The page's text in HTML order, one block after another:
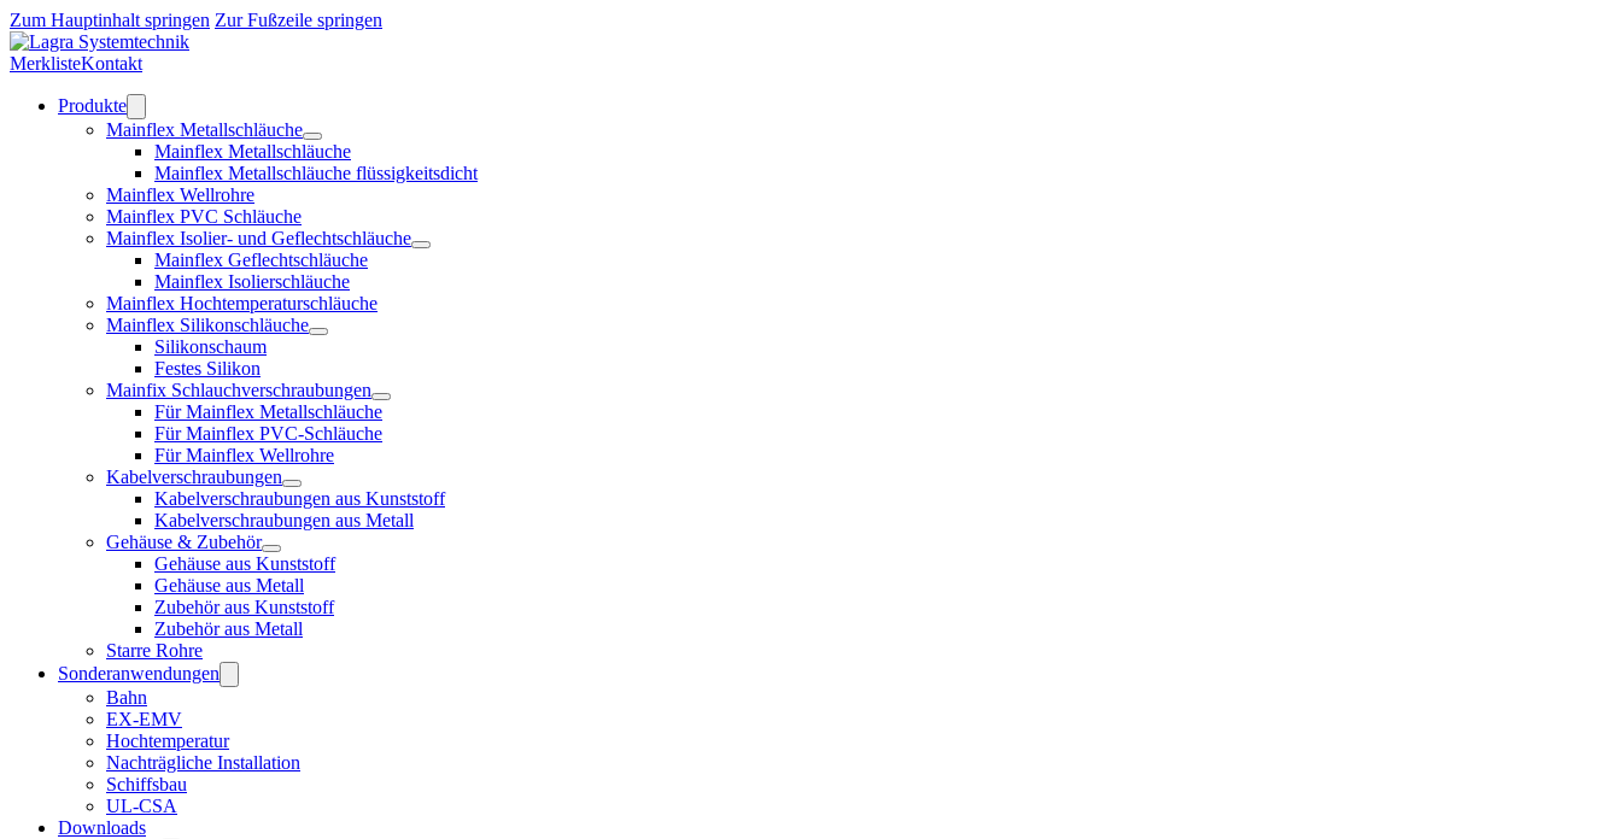
Zum Hauptinhalt springen Zur Fußzeile springen
MerklisteKontakt
Produkte
Mainflex Metallschläuche
Mainflex Metallschläuche
Mainflex Metallschläuche flüssigkeitsdicht
Mainflex Wellrohre
Mainflex PVC Schläuche
Mainflex Isolier- und Geflechtschläuche
Mainflex Geflechtschläuche
Mainflex Isolierschläuche
Mainflex Hochtemperaturschläuche
Mainflex Silikonschläuche
Silikonschaum
Festes Silikon
Mainfix Schlauchverschraubungen
Für Mainflex Metallschläuche
Für Mainflex PVC-Schläuche
Für Mainflex Wellrohre
Kabelverschraubungen
Kabelverschraubungen aus Kunststoff
Kabelverschraubungen aus Metall
Gehäuse & Zubehör
Gehäuse aus Kunststoff
Gehäuse aus Metall
Zubehör aus Kunststoff
Zubehör aus Metall
Starre Rohre
Sonderanwendungen
Bahn
EX-EMV
Hochtemperatur
Nachträgliche Installation
Schiffsbau
UL-CSA
Downloads